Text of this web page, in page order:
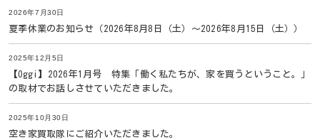
2026年7月30日
夏季休業のお知らせ（2026年8月8日（土）〜2026年8月15日（土））
2025年12月5日
【Oggi】2026年1月号 特集「働く私たちが、家を買うということ。」
の取材でお話しさせていただきました。
2025年10月30日
空き家買取隊にご紹介いただきました。